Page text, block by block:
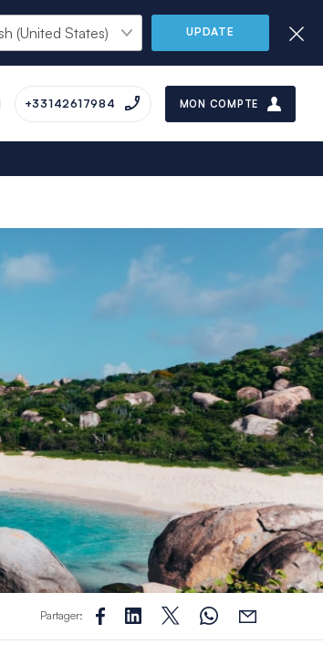
UPDATE
+33142617984 MON COMPTE
Partager: